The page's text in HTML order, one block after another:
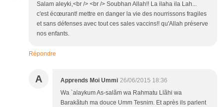
Salam aleyki,<br /> <br /> Soubhan Allah!! La ilaha ila Lah...
c'est écœurant! mettre en danger la vie des nourrissons fragiles
et sans défenses avec tout ces sales vaccins!! qu'Allah préserve
nos enfants.
Répondre
A Apprends Moi Ummi 26/06/2015 18:36
Wa `alaykum As-salãm wa Rahmatu Llãhi wa
Barakãtuh ma douce Umm Tesnim. Et après ils parlent